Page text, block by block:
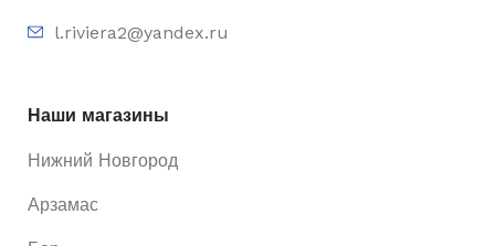
l.riviera2@yandex.ru
Наши магазины
Нижний Новгород
Арзамас